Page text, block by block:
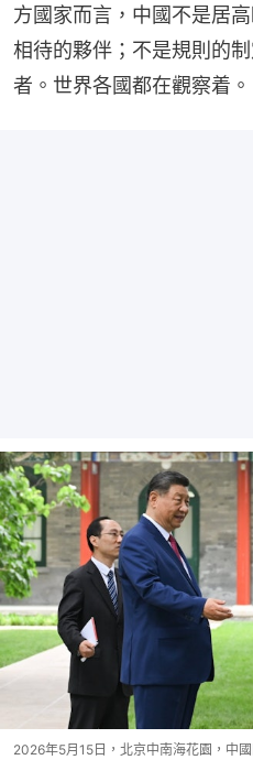
方國家而言，中國不是居
相待的夥伴；不是規則的
者。世界各國都在觀察着。
2026年5月15日，北京中南海花園，中